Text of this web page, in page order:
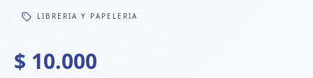
LIBRERIA Y PAPELERIA
$ 10.000